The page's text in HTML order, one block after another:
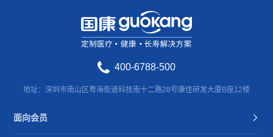
400-6788-500
地址：深圳市南山区粤海街道科技南十二路28号康佳研发大厦B座12楼
面向会员